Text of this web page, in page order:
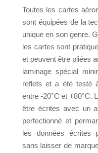
Toutes les cartes
sont équipées de la
unique en son genre.
les cartes sont
et peuvent être pliées
laminage spécial
reflets et a été testé
entre -20°C et +80°C.
être écrites avec un
perfectionné et
les données écrites
sans laisser de